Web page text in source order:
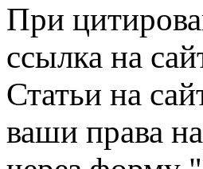
При
ссылка на
Статьи на
ваши права